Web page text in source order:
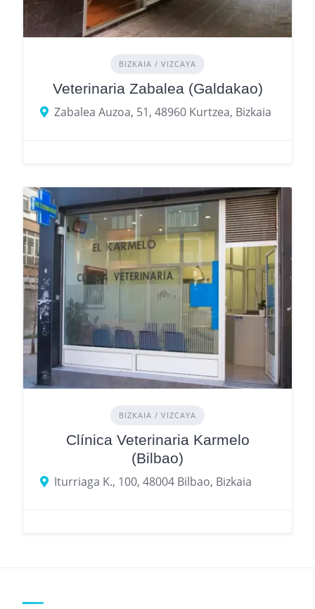
BIZKAIA / VIZCAYA
Veterinaria Zabalea (Galdakao)
Zabalea Auzoa, 51, 48960 Kurtzea, Bizkaia
BIZKAIA / VIZCAYA
Clínica Veterinaria Karmelo
(Bilbao)
Iturriaga K., 100, 48004 Bilbao, Bizkaia